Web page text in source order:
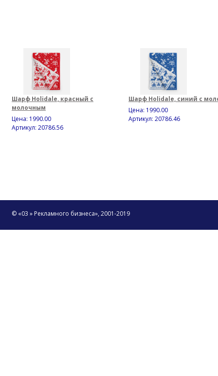
Шарф Holidale, красный с
молочным
Цена: 1990.00
Артикул: 20786.56
Шарф Holidale, синий с
Цена: 1990.00
Артикул: 20786.46
© «03 » Рекламного бизнеса», 2001-2019